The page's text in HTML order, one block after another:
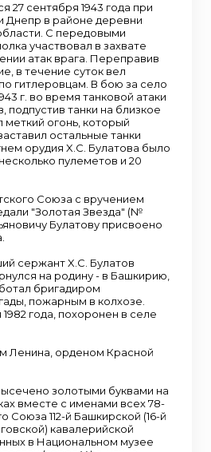
27 сентября 1943 года при
Днепр в районе деревни
С передовыми
участвовал в захвате
атак врага. Переправив
в течение суток вел
гитлеровцам. В бою за село
г. во время танковой атаки
подпустив танки на близкое
меткий огонь, который
остальные танки
орудия X.С. Булатова было
пулеметов и 20
Союза с вручением
"Золотая Звезда" (№
Булатову присвоено
сержант X.С. Булатов
на родину - в Башкирию,
бригадиром
пожарным в колхозе.
года, похоронен в селе
Ленина, орденом Красной
золотыми буквами на
вместе с именами всех 78-
Союза 112-й Башкирской (16-й
кавалерийской
в Национальном музее